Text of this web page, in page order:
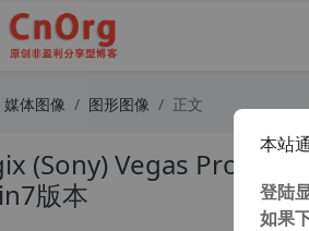
媒体图像 图形图像 正文
(Sony) Vegas Pro 16.0
版本
本站
登陆
如果